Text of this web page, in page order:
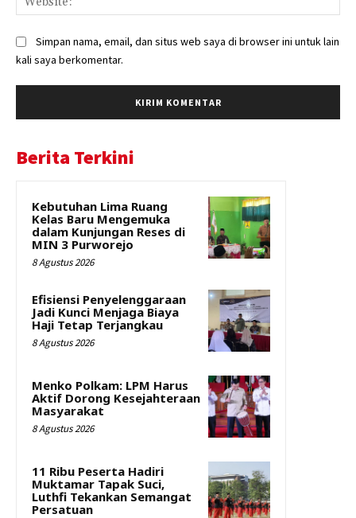
Simpan nama, email, dan situs web saya di browser ini untuk lain
kali saya berkomentar.
Berita Terkini
Kebutuhan Lima Ruang
Kelas Baru Mengemuka
dalam Kunjungan Reses di
MIN 3 Purworejo
8 Agustus 2026
Efisiensi Penyelenggaraan
Jadi Kunci Menjaga Biaya
Haji Tetap Terjangkau
8 Agustus 2026
Menko Polkam: LPM Harus
Aktif Dorong Kesejahteraan
Masyarakat
8 Agustus 2026
11 Ribu Peserta Hadiri
Muktamar Tapak Suci,
Luthfi Tekankan Semangat
Persatuan